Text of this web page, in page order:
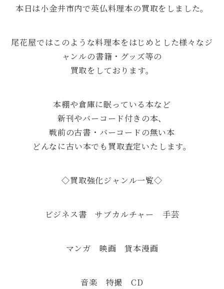
本日は小金井市内で英仏料理本の買取をしました。
尾花屋ではこのような料理本をはじめとした様々なジ
ャンルの書籍・グッズ等の
買取をしております。
本棚や倉庫に眠っている本など
新刊やバーコード付きの本、
戦前の古書・バーコードの無い本
どんなに古い本でも買取査定いたします。
◇買取強化ジャンル一覧◇
ビジネス書 サブカルチャー 手芸
マンガ 映画 貸本漫画
音楽 特撮 CD